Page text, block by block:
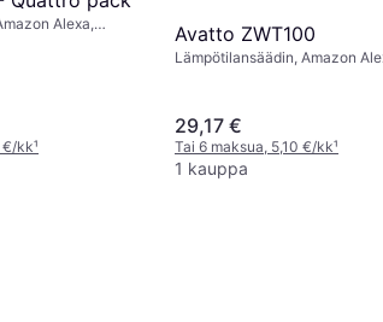
Alexa,
€/kk¹
Avatto ZWT100
Lämpötilansäädin, Amazon
29,17 €
Tai 6 maksua, 5,10 €/kk¹
1 kauppa